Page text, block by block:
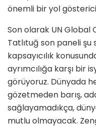
önemli bir yol
Son olarak UN Global
Tatlıtuğ son paneli şu
kapsayıcılık
ayrımcılığa karşı bir
görüyoruz. Dünyada
gözetmeden barış,
sağlayamadıkça,
mutlu olmayacak.